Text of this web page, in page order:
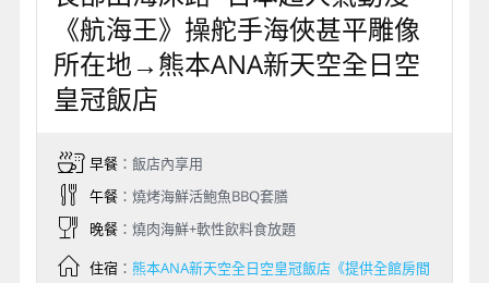
《航海王》操舵手海俠甚平雕像
所在地→熊本ANA新天空全日空
皇冠飯店
早餐：飯店內享用
午餐：燒烤海鮮活鮑魚BBQ套膳
晚餐：燒肉海鮮+軟性飲料食放題
住宿： 熊本ANA新天空全日空皇冠飯店《提供全館房間